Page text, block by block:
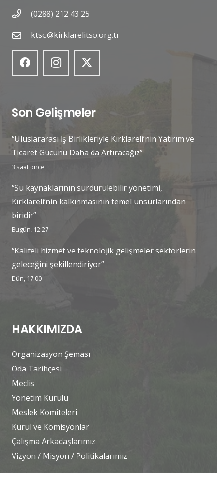
(0288) 212 43 25
ktso@kirklarelitso.org.tr
Son Gelişmeler
“Uluslararası İş Birlikleriyle Kırklareli’nin Yatırım ve
Ticaret Gücünü Daha da Artıracağız”
3 saat önce
“Su kaynaklarının sürdürülebilir yönetimi,
Kırklareli’nin kalkınmasının temel unsurlarından
biridir”
Bugün, 12:27
“Kaliteli hizmet ve teknolojik gelişmeler sektörlerin
geleceğini şekillendiriyor”
Dün, 17:00
HAKKIMIZDA
Organizasyon Şeması
Oda Tarihçesi
Meclis
Yönetim Kurulu
Meslek Komiteleri
Kurul ve Komisyonlar
Çalışma Arkadaşlarımız
Vizyon / Misyon / Politikalarımız